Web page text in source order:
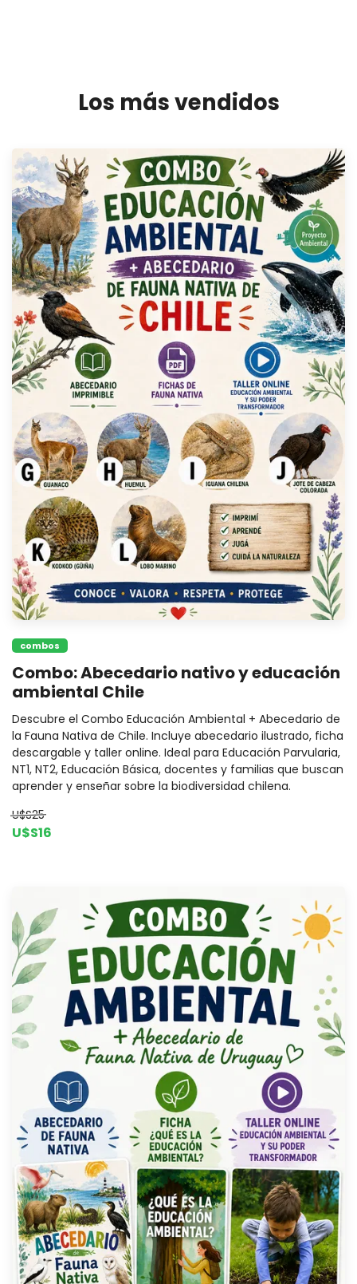
Los más vendidos
combos
Combo: Abecedario nativo y educación
ambiental Chile
Descubre el Combo Educación Ambiental + Abecedario de
la Fauna Nativa de Chile. Incluye abecedario ilustrado, ficha
descargable y taller online. Ideal para Educación Parvularia,
NT1, NT2, Educación Básica, docentes y familias que buscan
aprender y enseñar sobre la biodiversidad chilena.
U$S25
U$S16